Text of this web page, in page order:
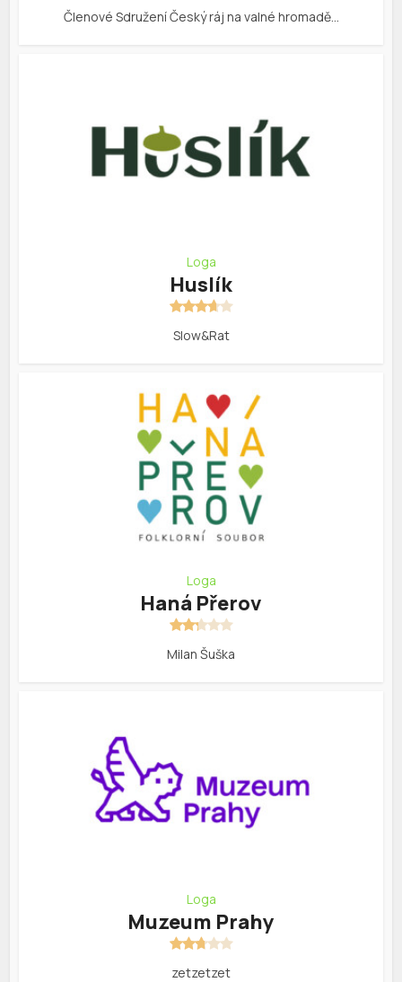
Členové Sdružení Český ráj na valné hromadě…
Loga
Huslík
Slow&Rat
Loga
Haná Přerov
Milan Šuška
Loga
Muzeum Prahy
zetzetzet